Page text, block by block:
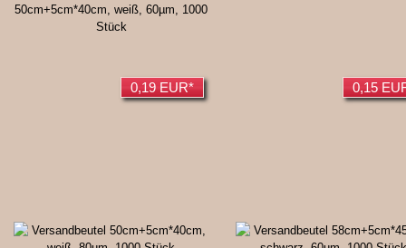
0,19 EUR*
50cm+5cm*40cm, weiß, 60µm, 1000
Stück
0,15